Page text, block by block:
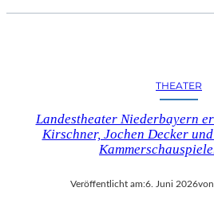
THEATER
Landestheater Niederbayern
Kirschner, Jochen Decker
Veröffentlicht am:6. Juni 2026von